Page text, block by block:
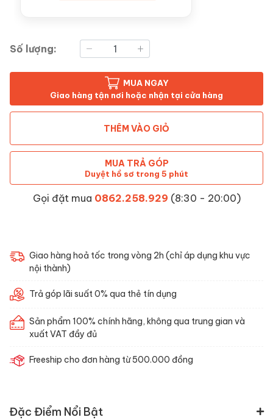
Số lượng:
MUA NGAY
Giao hàng tận nơi hoặc nhận tại cửa hàng
THÊM VÀO GIỎ
MUA TRẢ GÓP
Duyệt hồ sơ trong 5 phút
Gọi đặt mua 0862.258.929 (8:30 - 20:00)
Giao hàng hoả tốc trong vòng 2h (chỉ áp dụng khu vực
nội thành)
Trả góp lãi suất 0% qua thẻ tín dụng
Sản phẩm 100% chính hãng, không qua trung gian và
xuất VAT đầy đủ
Freeship cho đơn hàng từ 500.000 đồng
Đặc Điểm Nổi Bật